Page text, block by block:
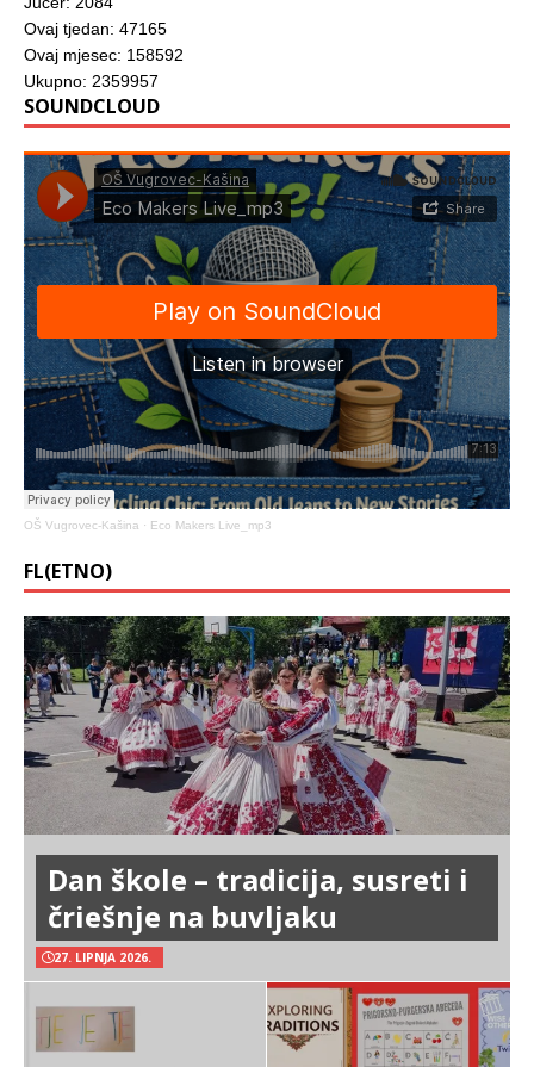
Ovaj tjedan: 47165
Ovaj mjesec: 158592
Ukupno: 2359957
SOUNDCLOUD
OŠ Vugrovec-Kašina · Eco Makers Live_mp3
FL(ETNO)
Dan škole – tradicija, susreti i
čriešnje na buvljaku
27. LIPNJA 2026.